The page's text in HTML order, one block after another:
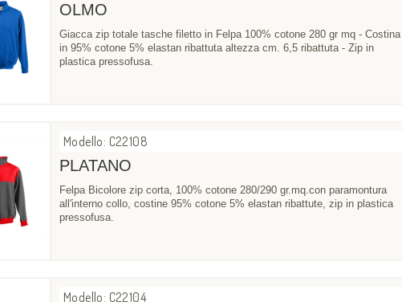
OLMO
Giacca zip totale tasche filetto in Felpa 100% cotone 280 gr mq - Costina
in 95% cotone 5% elastan ribattuta altezza cm. 6,5 ribattuta - Zip in
plastica pressofusa.
Modello: C22108
PLATANO
Felpa Bicolore zip corta, 100% cotone 280/290 gr.mq.con paramontura
all'interno collo, costine 95% cotone 5% elastan ribattute, zip in plastica
pressofusa.
Modello: C22104